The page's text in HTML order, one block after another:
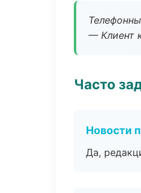
— Клиент
Часто
Новости
Да,